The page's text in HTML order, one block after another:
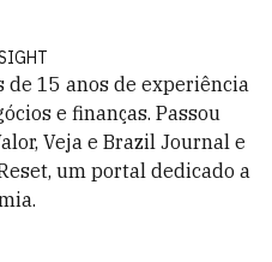
de 15 anos de experiência
e finanças. Passou
Veja e Brazil Journal e
um portal dedicado a